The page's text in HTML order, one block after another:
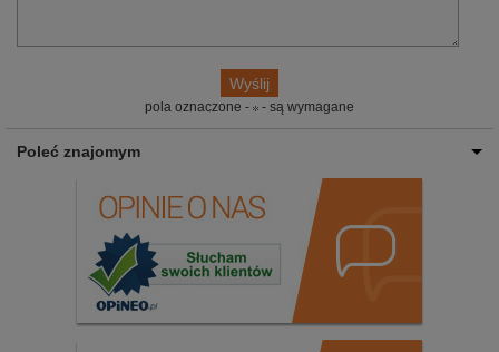
pola oznaczone - - są wymagane
Poleć znajomym